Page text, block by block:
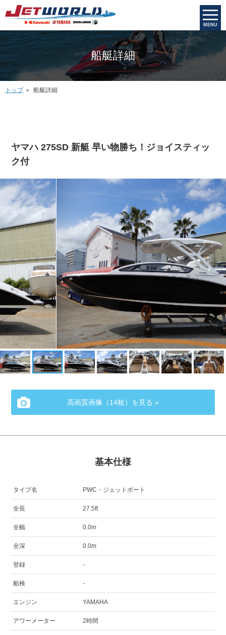
MENU
船艇詳細
トップ 船艇詳細
ヤマハ 275SD 新艇 早い物勝ち！ジョイスティッ
ク付
高画質画像（14枚）を見る »
基本仕様
タイプ名 PWC・ジェットボート
全長 27.5ft
全幅 0.0m
全深 0.0m
登録 -
船検 -
エンジン YAMAHA
アワーメーター 2時間